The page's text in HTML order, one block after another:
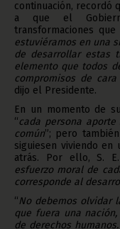
continuación, recordó
a que el
transformaciones
estuviéramos en una
de desarrollar estas
elemento que todos
compromisos de
dijo el Presidente.
En un momento de
“cada persona
común”; pero
siguiesen viviendo en
atrás. Por ello, S.
esfuerzo moral de
corresponde al
“No debemos olvidar
que fuera una
de derechos